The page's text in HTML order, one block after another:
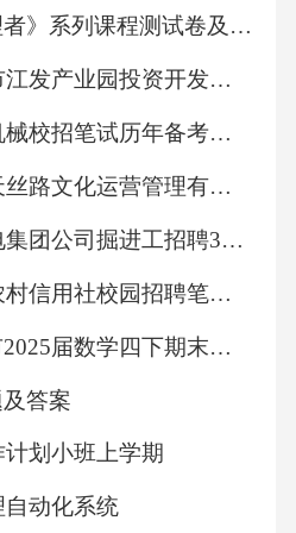
人员配备：加强安全队伍
管理人员，确保安全工
机制：建立奖惩机制，对
位和个人进行表彰和奖
强与家长的沟通与联系，
题，形成家校共同治理
本方案旨在提高幼儿园
儿的安全与健康。我们
第一的原则，全面落实
和谐、健康的幼儿园环
得到家长和社会的支持
《从菁英到管理者》系列课程测试卷及答案
2025广东江门市江发产业园投资开发集团有限公司拟聘用人员笔试历年常考点试题专练附带答案详解
2025广东建工机械校招笔试历年备考题库附带答案详解
2025年陕西空天丝路文化运营管理有限责任公司招聘（44人）笔试历年备考题库附带答案详解
2025年皖北煤电集团公司掘进工招聘380名笔试历年难易错考点试卷带答案解析
2025年江苏省农村信用社校园招聘笔试历年典型考题及考点剖析附带答案详解
黑龙江省黑河市2025届数学四下期末学业质量监测试题（含答案）
答案
划小班上学期
自动化系统